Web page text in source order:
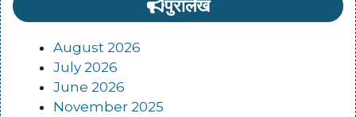
पुरालेख
August 2026
July 2026
June 2026
November 2025